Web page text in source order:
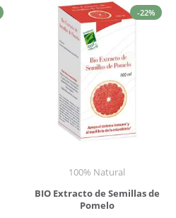
-22%
100% Natural
BIO Extracto de Semillas de
Pomelo